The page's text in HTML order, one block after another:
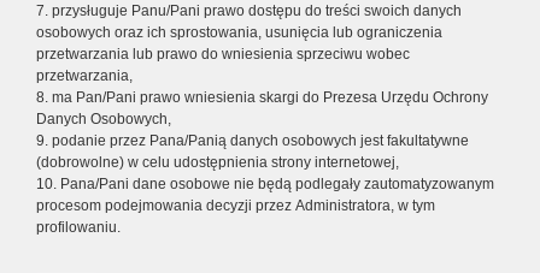
7. przysługuje Panu/Pani prawo dostępu do treści swoich danych
osobowych oraz ich sprostowania, usunięcia lub ograniczenia
przetwarzania lub prawo do wniesienia sprzeciwu wobec
przetwarzania,
8. ma Pan/Pani prawo wniesienia skargi do Prezesa Urzędu Ochrony
Danych Osobowych,
9. podanie przez Pana/Panią danych osobowych jest fakultatywne
(dobrowolne) w celu udostępnienia strony internetowej,
10. Pana/Pani dane osobowe nie będą podlegały zautomatyzowanym
procesom podejmowania decyzji przez Administratora, w tym
profilowaniu.